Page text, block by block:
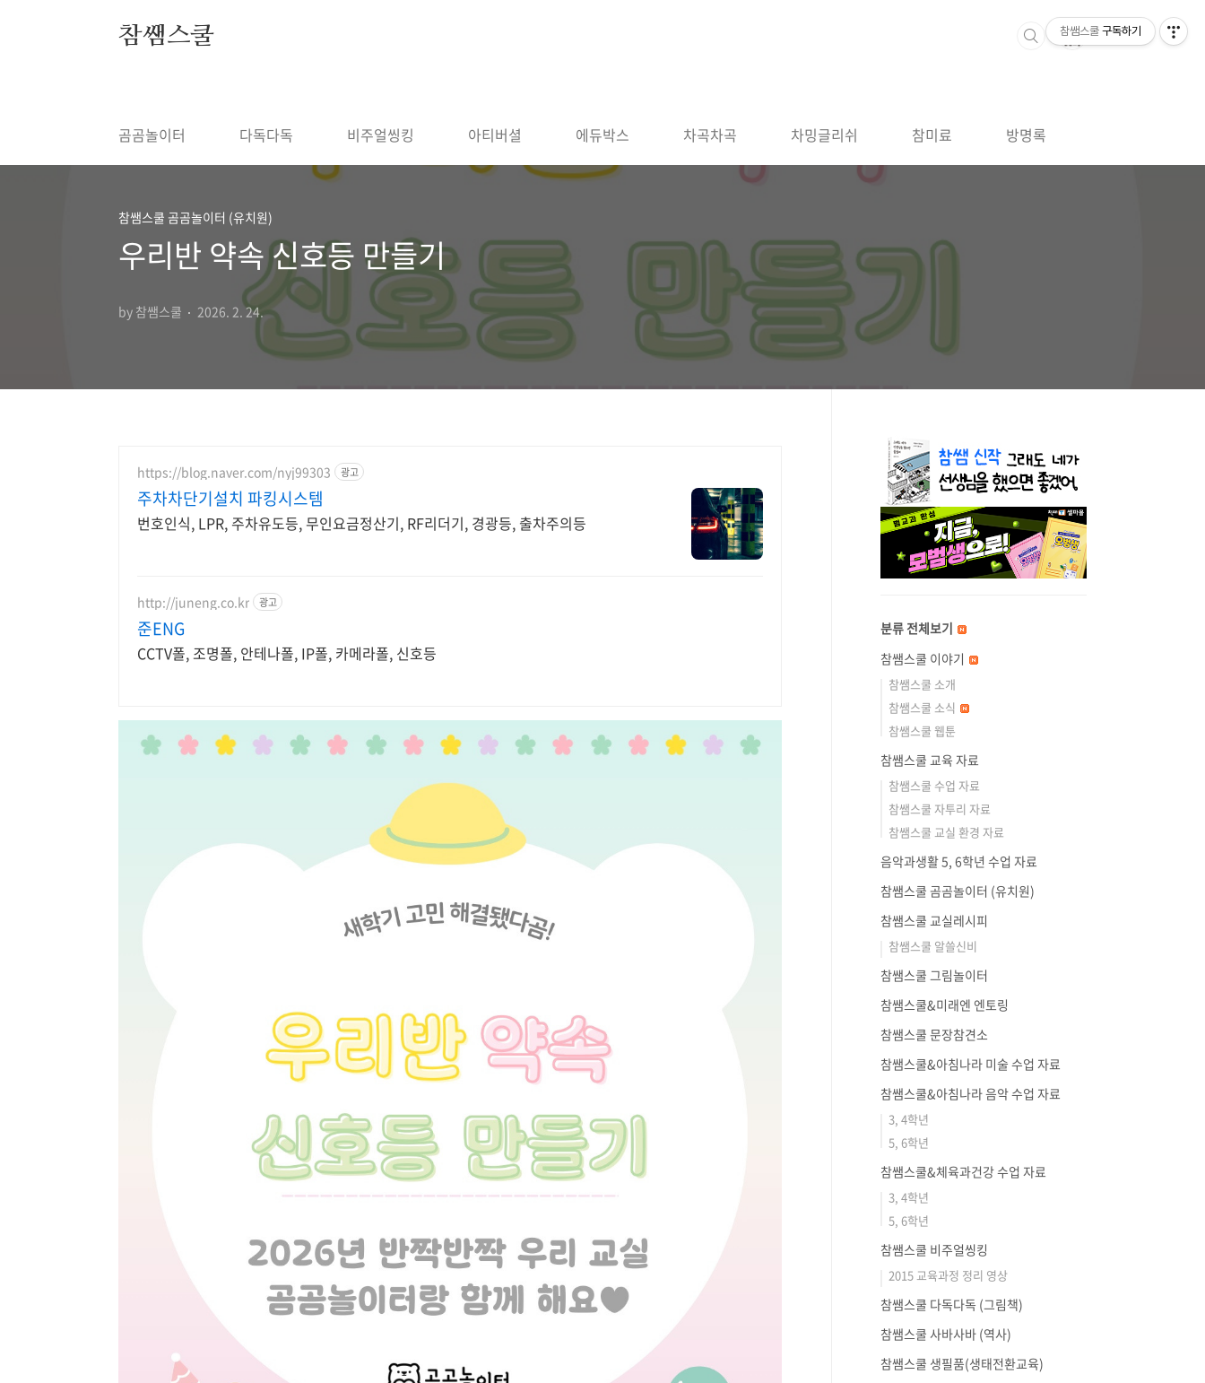
참쌤스쿨
곰곰놀이터 다독다독 비주얼씽킹 아티버셜 에듀박스 차곡차곡 차밍글리쉬 참미료 방명록
참쌤스쿨 곰곰놀이터 (유치원)
우리반 약속 신호등 만들기
by 참쌤스쿨 2026. 2. 24.
https://blog.naver.com/nyj99303 광고
주차차단기설치 파킹시스템
번호인식, LPR, 주차유도등, 무인요금정산기, RF리더기, 경광등, 출차주의등
http://juneng.co.kr 광고
준ENG
CCTV폴, 조명폴, 안테나폴, IP폴, 카메라폴, 신호등
분류 전체보기
참쌤스쿨 이야기
참쌤스쿨 소개
참쌤스쿨 소식
참쌤스쿨 웹툰
참쌤스쿨 교육 자료
참쌤스쿨 수업 자료
참쌤스쿨 자투리 자료
참쌤스쿨 교실 환경 자료
음악과생활 5, 6학년 수업 자료
참쌤스쿨 곰곰놀이터 (유치원)
참쌤스쿨 교실레시피
참쌤스쿨 알쓸신비
참쌤스쿨 그림놀이터
참쌤스쿨&미래엔 엔토링
참쌤스쿨 문장참견소
참쌤스쿨&아침나라 미술 수업 자료
참쌤스쿨&아침나라 음악 수업 자료
3, 4학년
5, 6학년
참쌤스쿨&체육과건강 수업 자료
3, 4학년
5, 6학년
참쌤스쿨 비주얼씽킹
2015 교육과정 정리 영상
참쌤스쿨 다독다독 (그림책)
참쌤스쿨 사바사바 (역사)
참쌤스쿨 생필품(생태전환교육)
참쌤스쿨 구독하기